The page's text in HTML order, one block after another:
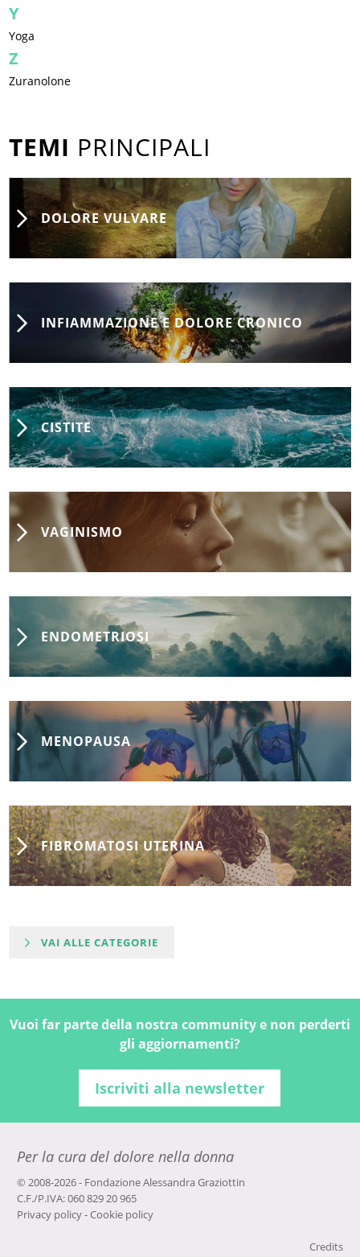
Y
Yoga
Z
Zuranolone
TEMI PRINCIPALI
DOLORE VULVARE
INFIAMMAZIONE E DOLORE CRONICO
CISTITE
VAGINISMO
ENDOMETRIOSI
MENOPAUSA
FIBROMATOSI UTERINA
VAI ALLE CATEGORIE
Vuoi far parte della nostra community e non perderti
gli aggiornamenti?
Iscriviti alla newsletter
Per la cura del dolore nella donna
© 2008-2026 - Fondazione Alessandra Graziottin
C.F./P.IVA: 060 829 20 965
Privacy policy-Cookie policy
Credits